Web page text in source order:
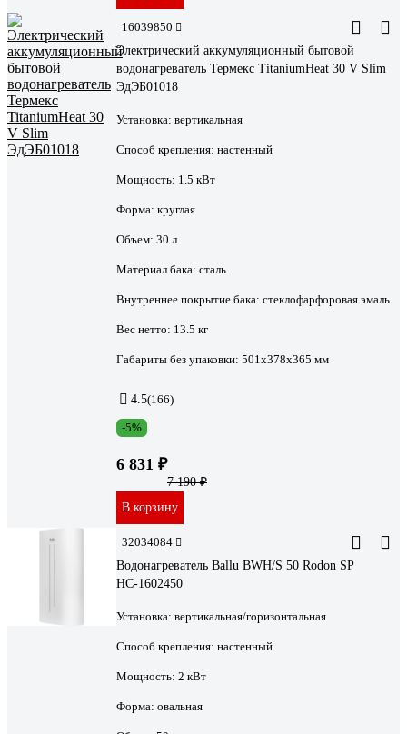
16039850
Электрический аккумуляционный бытовой
водонагреватель Термекс TitaniumHeat 30 V Slim
ЭдЭБ01018
Установка: вертикальная
Способ крепления: настенный
Мощность: 1.5 кВт
Форма: круглая
Объем: 30 л
Материал бака: сталь
Внутреннее покрытие бака: стеклофарфоровая эмаль
Вес нетто: 13.5 кг
Габариты без упаковки: 501х378х365 мм
4.5(166)
-5%
6 831 ₽
7 190 ₽
В корзину
32034084
Водонагреватель Ballu BWH/S 50 Rodon SP
НС-1602450
Установка: вертикальная/горизонтальная
Способ крепления: настенный
Мощность: 2 кВт
Форма: овальная